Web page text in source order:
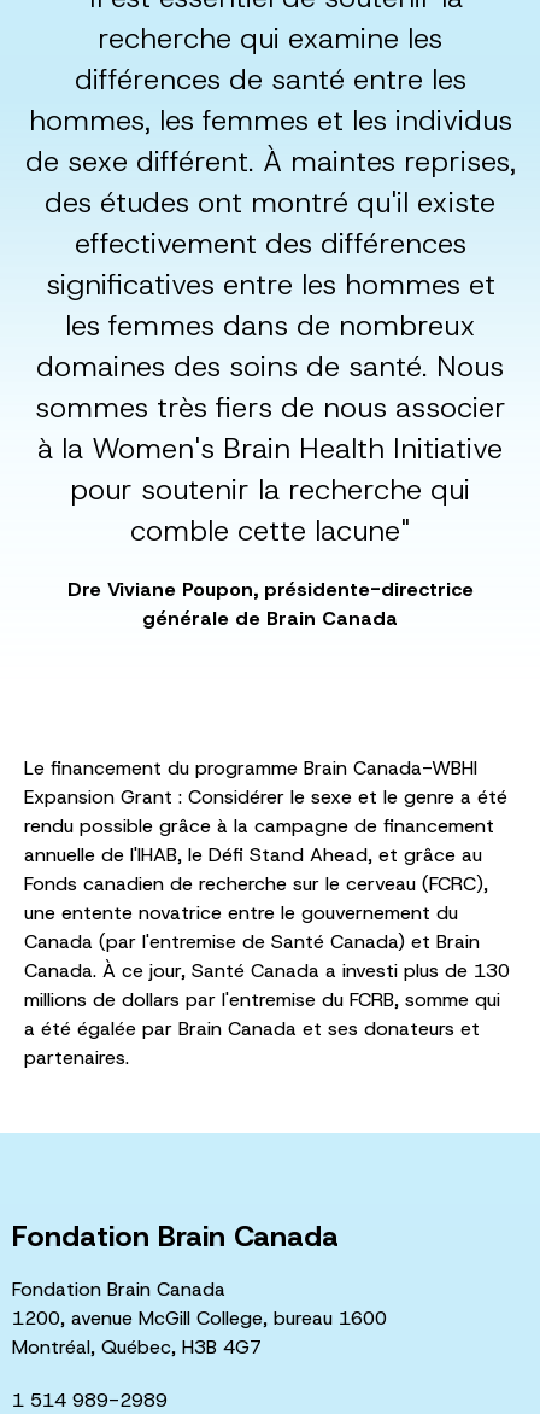
recherche qui examine les
différences de santé entre les
hommes, les femmes et les individus
de sexe différent. À maintes reprises,
des études ont montré qu'il existe
effectivement des différences
significatives entre les hommes et
les femmes dans de nombreux
domaines des soins de santé. Nous
sommes très fiers de nous associer
à la Women's Brain Health Initiative
pour soutenir la recherche qui
comble cette lacune"
Dre Viviane Poupon, présidente-directrice
générale de Brain Canada
Le financement du programme Brain Canada-WBHI
Expansion Grant : Considérer le sexe et le genre a été
rendu possible grâce à la campagne de financement
annuelle de l'IHAB, le Défi Stand Ahead, et grâce au
Fonds canadien de recherche sur le cerveau (FCRC),
une entente novatrice entre le gouvernement du
Canada (par l'entremise de Santé Canada) et Brain
Canada. À ce jour, Santé Canada a investi plus de 130
millions de dollars par l'entremise du FCRB, somme qui
a été égalée par Brain Canada et ses donateurs et
partenaires.
Fondation Brain Canada
Fondation Brain Canada
1200, avenue McGill College, bureau 1600
Montréal, Québec, H3B 4G7
1 514 989-2989